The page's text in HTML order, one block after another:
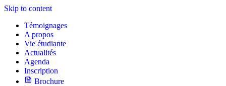
Skip to content
Témoignages
A propos
Vie étudiante
Actualités
Agenda
Inscription
Brochure